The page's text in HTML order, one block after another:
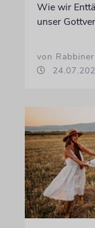
Wie wir
unser
von